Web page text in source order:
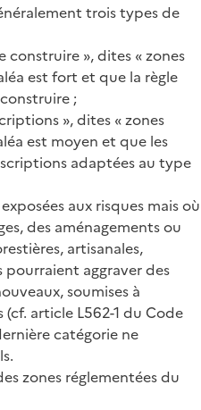
trois types de
construire », dites « zones
est fort et que la règle
;
», dites « zones
est moyen et que les
adaptées au type
aux risques mais où
des aménagements ou
artisanales,
aggraver des
soumises à
article L562-1 du Code
catégorie ne
zones réglementées du